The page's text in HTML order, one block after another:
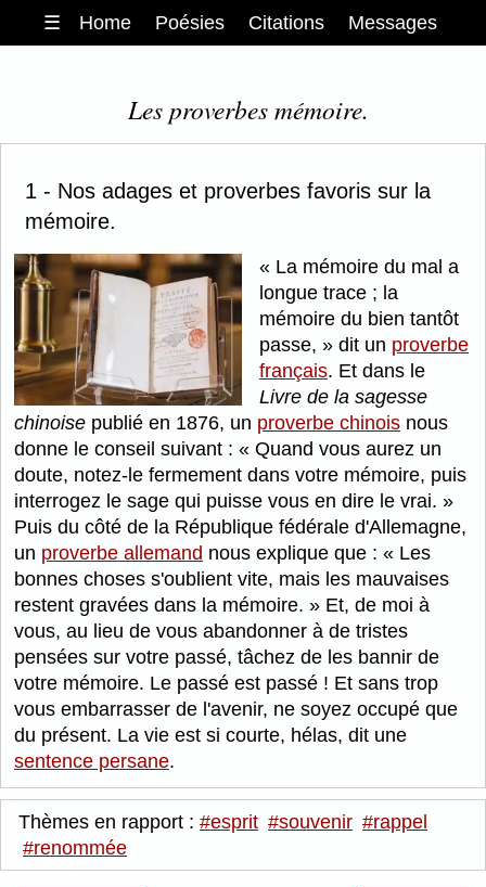
☰ Home Poésies Citations Messages
Les proverbes mémoire.
1 - Nos adages et proverbes favoris sur la
mémoire.
La mémoire du mal a
longue trace ; la
mémoire du bien tantôt
passe,
dit un proverbe
français. Et dans le
Livre de la sagesse
chinoise publié en 1876, un proverbe chinois nous
donne le conseil suivant :
Quand vous aurez un
doute, notez-le fermement dans votre mémoire, puis
interrogez le sage qui puisse vous en dire le vrai.
Puis du côté de la République fédérale d'Allemagne,
un proverbe allemand nous explique que :
Les
bonnes choses s'oublient vite, mais les mauvaises
restent gravées dans la mémoire.
Et, de moi à
vous, au lieu de vous abandonner à de tristes
pensées sur votre passé, tâchez de les bannir de
votre mémoire. Le passé est passé ! Et sans trop
vous embarrasser de l'avenir, ne soyez occupé que
du présent. La vie est si courte, hélas, dit une
sentence persane.
Thèmes en rapport : #esprit #souvenir #rappel
#renommée